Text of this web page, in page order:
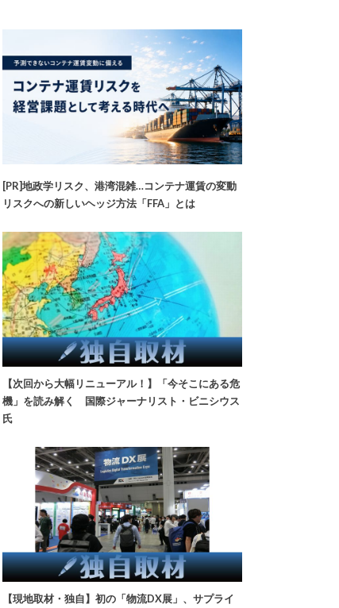
[PR]地政学リスク、港湾混雑…コンテナ運賃の変動
リスクへの新しいヘッジ方法「FFA」とは
【次回から大幅リニューアル！】「今そこにある危
機」を読み解く 国際ジャーナリスト・ビニシウス
氏
【現地取材・独自】初の「物流DX展」、サプライ